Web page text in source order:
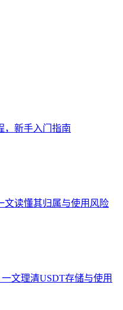
，新手入门指南
文读懂其归属与使用风险
文理清USDT存储与使用